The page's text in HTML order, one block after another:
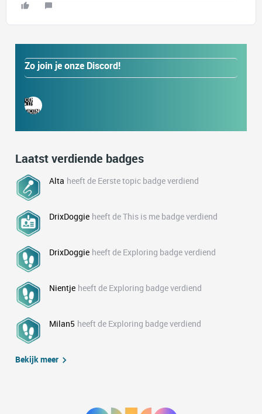
Zo join je onze Discord!
Laatst verdiende badges
Alta heeft de Eerste topic badge verdiend
DrixDoggie heeft de This is me badge verdiend
DrixDoggie heeft de Exploring badge verdiend
Nientje heeft de Exploring badge verdiend
Milan5 heeft de Exploring badge verdiend
Bekijk meer